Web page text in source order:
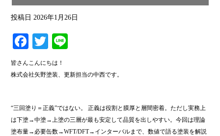
投稿日 2026年1月26日
Fa
ce
bo
T
wi
tte
皆さんこんにちは！
株式会社矢野塗装、更新担当の中西です。
“三回塗り＝正義”ではない。 正義は役割と膜厚と層間密着。ただし実務上
は下塗→中塗→上塗の三層が最も安定して品質を出しやすい。今回は理論
塗布量→必要缶数→WFT/DFT→インターバルまで、数値で語る塗装を解説